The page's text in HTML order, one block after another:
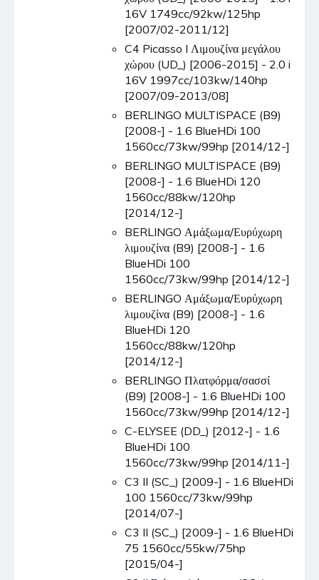
16V 1749cc/92kw/125hp
[2007/02-2011/12]
C4 Picasso I Λιμουζίνα μεγάλου
χώρου (UD_) [2006-2015] - 2.0 i
16V 1997cc/103kw/140hp
[2007/09-2013/08]
BERLINGO MULTISPACE (B9)
[2008-] - 1.6 BlueHDi 100
1560cc/73kw/99hp [2014/12-]
BERLINGO MULTISPACE (B9)
[2008-] - 1.6 BlueHDi 120
1560cc/88kw/120hp
[2014/12-]
BERLINGO Αμάξωμα/Ευρύχωρη
λιμουζίνα (B9) [2008-] - 1.6
BlueHDi 100
1560cc/73kw/99hp [2014/12-]
BERLINGO Αμάξωμα/Ευρύχωρη
λιμουζίνα (B9) [2008-] - 1.6
BlueHDi 120
1560cc/88kw/120hp
[2014/12-]
BERLINGO Πλατφόρμα/σασσί
(B9) [2008-] - 1.6 BlueHDi 100
1560cc/73kw/99hp [2014/12-]
C-ELYSEE (DD_) [2012-] - 1.6
BlueHDi 100
1560cc/73kw/99hp [2014/11-]
C3 II (SC_) [2009-] - 1.6 BlueHDi
100 1560cc/73kw/99hp
[2014/07-]
C3 II (SC_) [2009-] - 1.6 BlueHDi
75 1560cc/55kw/75hp
[2015/04-]